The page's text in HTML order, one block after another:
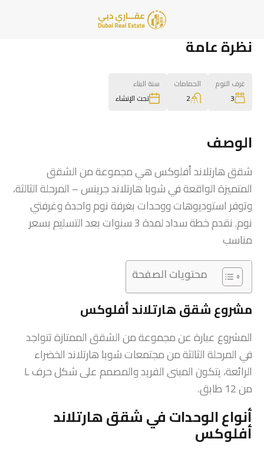
نظرة عامة
غرف النوم
3
الحمامات
2
سنة البناء
تحت الإنشاء
الوصف
شقق هارتلاند أفلوكس هي مجموعة من الشقق
المتميزة الواقعة في شوبا هارتلاند جرينس – المرحلة الثالثة،
وتوفر استوديوهات ووحدات بغرفة نوم واحدة وغرفتي
نوم. نقدم خطة سداد لمدة 3 سنوات بعد التسليم بسعر
مناسب
محتويات الصفحة
مشروع شقق هارتلاند أفلوكس
المشروع عبارة عن مجموعة من الشقق الممتازة تتواجد
في المرحلة الثالثة من مجتمعات شوبا هارتلاند الخضراء
الرائعة، يتكون المبنى الفريد والمصمم على شكل حرف L
من 12 طابق.
أنواع الوحدات في شقق هارتلاند
أفلوكس